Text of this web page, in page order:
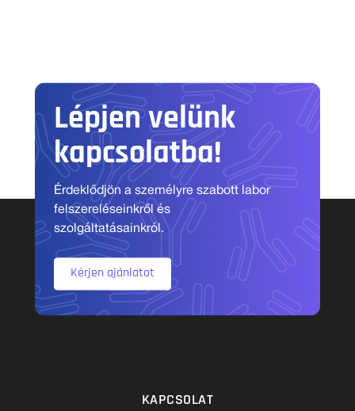
Lépjen velünk
kapcsolatba!
Érdeklődjön a személyre szabott labor
felszereléseinkről és
szolgáltatásainkról.
Kérjen ajánlatot
KAPCSOLAT